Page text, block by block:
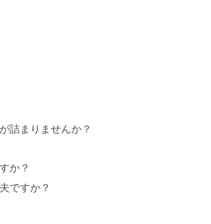
詰まりませんか？
か？
ですか？